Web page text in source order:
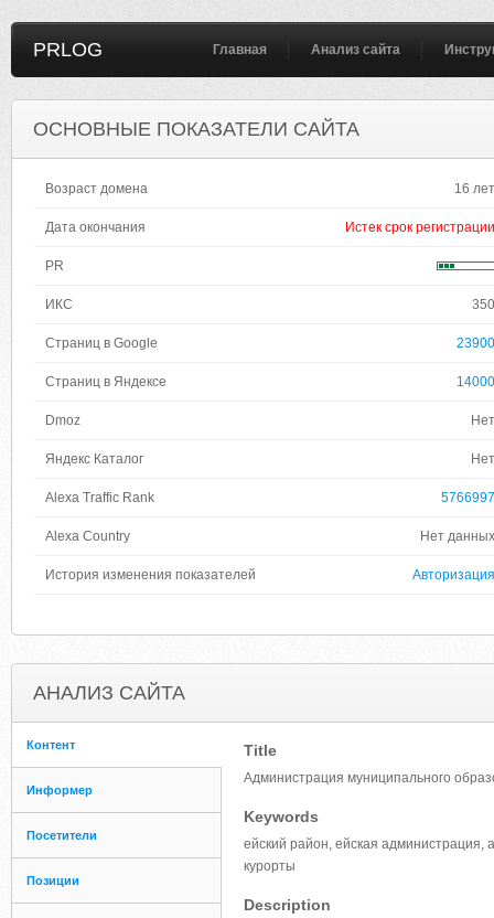
PRLOG Главная Анализ сайта
ОСНОВНЫЕ ПОКАЗАТЕЛИ САЙТА
Возраст домена 16 лет
Дата окончания Истек срок регистрации
PR
ИКС 350
Страниц в Google 23900
Страниц в Яндексе 14000
Dmoz Нет
Яндекс Каталог Нет
Alexa Traffic Rank 5766997
Alexa Country Нет данных
История изменения показателей Авторизация
АНАЛИЗ САЙТА
Контент
Информер
Посетители
Позиции
Title
Администрация муниципального
Keywords
ейский район, ейская администрация,
курорты
Description